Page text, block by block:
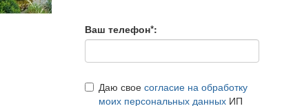
Ваш телефон*:
Даю свое согласие на обработку
моих персональных данныхИП